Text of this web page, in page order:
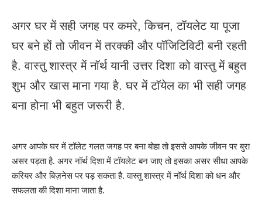
अगर घर में सही जगह पर कमरे, किचन, टॉयलेट या पूजा
घर बने हों तो जीवन में तरक्की और पॉजिटिविटी बनी रहती
है. वास्तु शास्त्र में नॉर्थ यानी उत्तर दिशा को वास्तु में बहुत
शुभ और खास माना गया है. घर में टॉयेल का भी सही जगह
बना होना भी बहुत जरूरी है.
अगर आपके घर में टॉलेट गलत जगह पर बना बोहा तो इससे आपके जीवन पर बुरा
असर पड़ता है. अगर नॉर्थ दिशा में टॉयलेट बन जाए तो इसका असर सीधा आपके
करियर और बिज़नेस पर पड़ सकता है. वास्तु शास्त्र में नॉर्थ दिशा को धन और
सफलता की दिशा माना जाता है.